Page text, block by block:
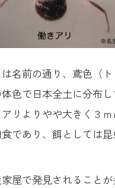
は名前の通り、鳶色（
色で日本全土に分布し
リよりやや大きく３
であり、餌としては
屋で発見されること